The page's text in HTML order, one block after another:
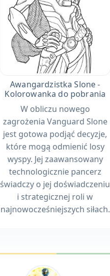
Awangardzistka Slone -
Kolorowanka do pobrania
W obliczu nowego
zagrożenia Vanguard Slone
jest gotowa podjąć decyzje,
które mogą odmienić losy
wyspy. Jej zaawansowany
technologicznie pancerz
świadczy o jej doświadczeniu
i strategicznej roli w
najnowocześniejszych siłach.